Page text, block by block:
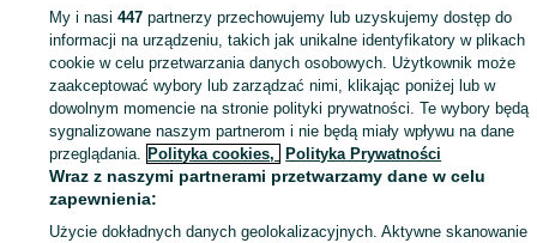
Strona główna Antyki i Kolekcje Kolekcje Militaria Rycerstwo
Rycerstwo -
Warmińsko-mazurskie
Rycerstwo - Pasłęk
KATEGORIA
1032569117 Wyświetlenia:
Kup
My i nasi447 partnerzy przechowujemy lub uzyskujemy dostęp do
informacji na urządzeniu, takich jak unikalne identyfikatory w plikach
cookie w celu przetwarzania danych osobowych. Użytkownik może
zaakceptować wybory lub zarządzać nimi, klikając poniżej lub w
dowolnym momencie na stronie polityki prywatności. Te wybory będą
sygnalizowane naszym partnerom i nie będą miały wpływu na dane
przeglądania. Polityka cookies, Polityka Prywatności
Wraz z naszymi partnerami przetwarzamy dane w celu
zapewnienia:
Użycie dokładnych danych geolokalizacyjnych. Aktywne skanowanie